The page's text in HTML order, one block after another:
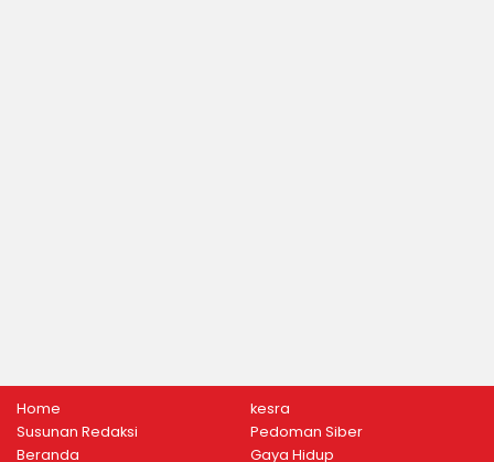
Home
Susunan Redaksi
Beranda
kesra
Pedoman Siber
Gaya Hidup